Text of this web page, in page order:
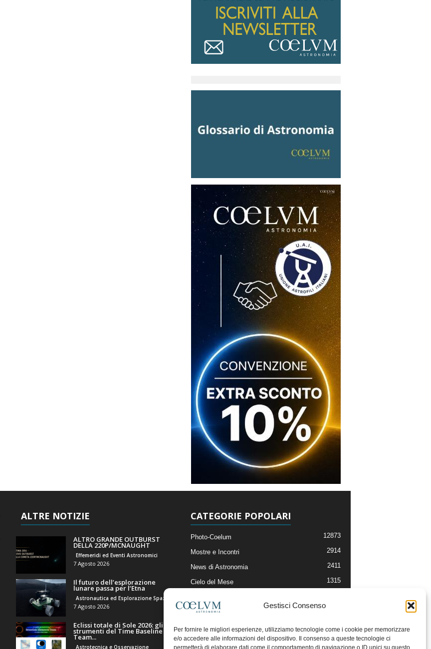
Gestisci Consenso
Per fornire le migliori esperienze, utilizziamo tecnologie come i cookie per memorizzare
e/o accedere alle informazioni del dispositivo. Il consenso a queste tecnologie ci
permetterà di elaborare dati come il comportamento di navigazione o ID unici su questo
ALTRE NOTIZIE
ALTRO GRANDE OUTBURST
DELLA 220P/MCNAUGHT
Effemeridi ed Eventi Astronomici
7 Agosto 2026
Il futuro dell’esplorazione
lunare passa per l’Etna
7 Agosto 2026
Eclissi totale di Sole 2026: gli
strumenti del Time Baseline
Team...
Astrotecnica e Osservazione
CATEGORIE POPOLARI
Photo-Coelum 12873
Mostre e Incontri 2914
News di Astronomia 2411
Cielo del Mese 1315
Articoli e Risorse On-Line
Il Blog della Redazione